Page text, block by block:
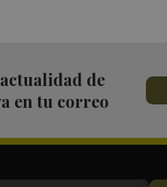
de
en tu correo